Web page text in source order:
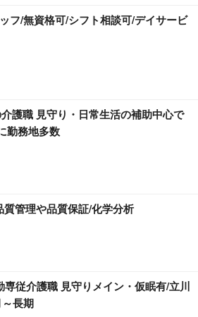
フ/無資格可/シフト相談可/デイサービ
護職 見守り・日常生活の補助中心で
勤務地多数
管理や品質保証/化学分析
従介護職 見守りメイン・仮眠有/立川
長期